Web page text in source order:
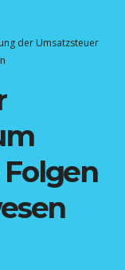
der Umsatzsteuer
Folgen